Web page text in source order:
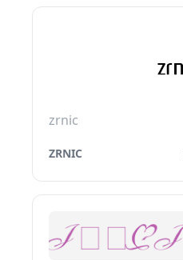
zrnic
ZRNIC